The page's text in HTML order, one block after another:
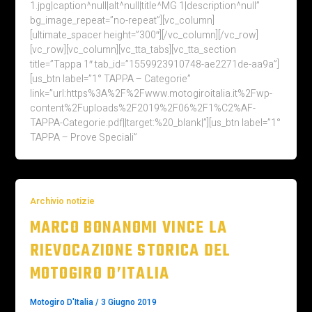
1.jpg|caption^null|alt^null|title^MG 1|description^null”
bg_image_repeat=”no-repeat”][vc_column]
[ultimate_spacer height=”300″][/vc_column][/vc_row]
[vc_row][vc_column][vc_tta_tabs][vc_tta_section
title=”Tappa 1″ tab_id=”1559923910748-ae2271de-aa9a”]
[us_btn label=”1° TAPPA – Categorie”
link=”url:https%3A%2F%2Fwww.motogiroitalia.it%2Fwp-
content%2Fuploads%2F2019%2F06%2F1%C2%AF-
TAPPA-Categorie.pdf||target:%20_blank|”][us_btn label=”1°
TAPPA – Prove Speciali”
Archivio notizie
MARCO BONANOMI VINCE LA
RIEVOCAZIONE STORICA DEL
MOTOGIRO D’ITALIA
Motogiro D'Italia/3 Giugno 2019